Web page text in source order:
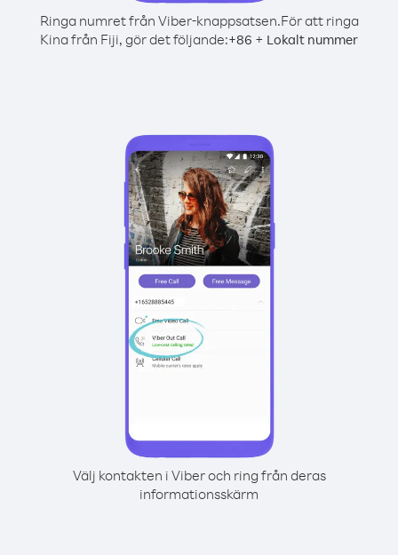
Ringa numret från Viber-knappsatsen.För att ringa
Kina från Fiji, gör det följande:+86 + Lokalt nummer
Välj kontakten i Viber och ring från deras
informationsskärm